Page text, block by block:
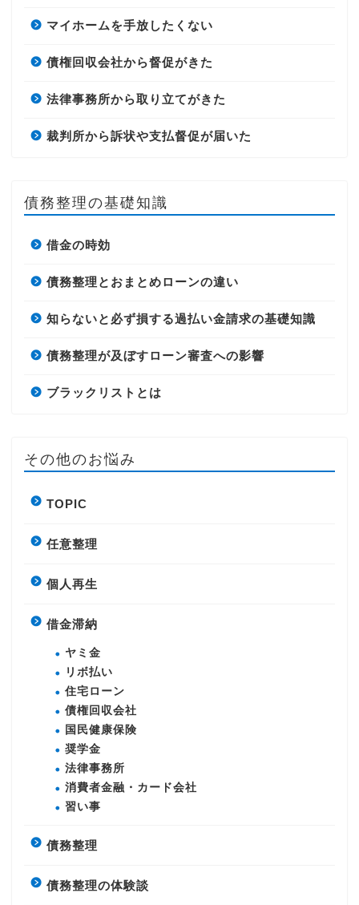
マイホームを手放したくない
債権回収会社から督促がきた
法律事務所から取り立てがきた
裁判所から訴状や支払督促が届いた
債務整理の基礎知識
借金の時効
債務整理とおまとめローンの違い
知らないと必ず損する過払い金請求の基礎知識
債務整理が及ぼすローン審査への影響
ブラックリストとは
その他のお悩み
TOPIC
任意整理
個人再生
借金滞納
ヤミ金
リボ払い
住宅ローン
債権回収会社
国民健康保険
奨学金
法律事務所
消費者金融・カード会社
習い事
債務整理
債務整理の体験談